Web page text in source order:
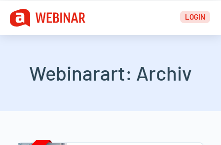
Inhalt
springen
LOGIN
Webinarart: Archiv